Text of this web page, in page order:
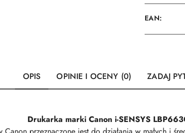
EAN:
OPIS OPINIE I OCENY (0) ZADAJ
Drukarka marki Canon i-SENSYS